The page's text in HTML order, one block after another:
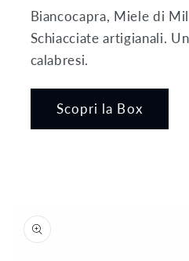
Biancocapra, Miele di
Schiacciate artigianali.
calabresi.
Scopri la Box
informazioni
sul prodotto